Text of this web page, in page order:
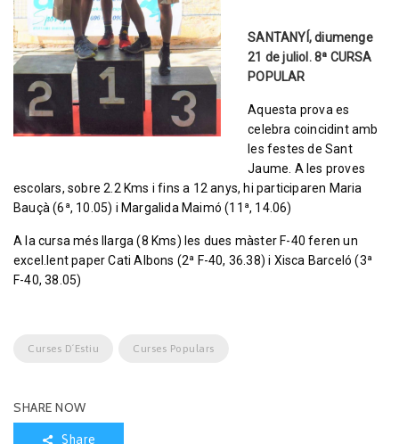
SANTANYÍ, diumenge
21 de juliol. 8ª CURSA
POPULAR
Aquesta prova es
celebra coincidint amb
les festes de Sant
Jaume. A les proves
escolars, sobre 2.2 Kms i fins a 12 anys, hi participaren Maria
Bauçà (6ª, 10.05) i Margalida Maimó (11ª, 14.06)
A la cursa més llarga (8 Kms) les dues màster F-40 feren un
excel.lent paper Cati Albons (2ª F-40, 36.38) i Xisca Barceló (3ª
F-40, 38.05)
Curses D´estiu Curses Populars
SHARE NOW
Share